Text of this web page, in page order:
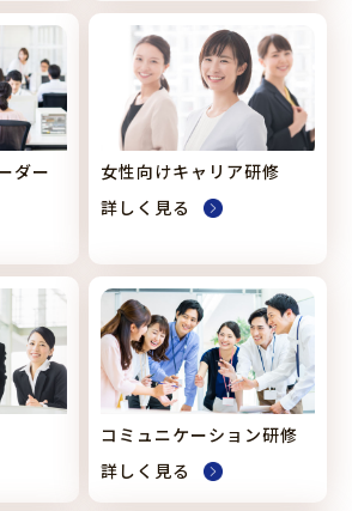
ダー
女性向けキャリア研修
詳しく見る
コミュニケーション研修
詳しく見る